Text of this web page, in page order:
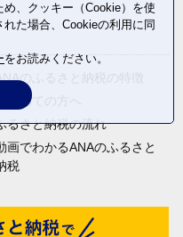
のふるさと納税の特徴
はじめての方へ
るさと納税の流れ
画でわかるANAのふるさと
税
、クッキー（Cookie）を使
た場合、Cookieの利用に同
をお読みください。